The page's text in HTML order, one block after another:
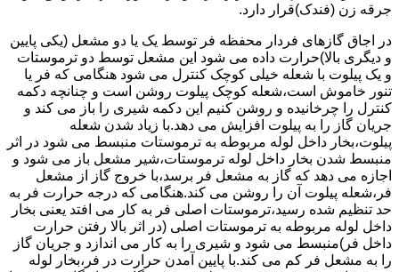
جرقه زن (فندک)قرار دارد.
در اجاق گازهای فردار محفظه فر توسط یک یا دو مشعل (یکی پایین
و دیگری بالا)حرارت داده می شود این مشعل توسط دو ترموستات
و یک پیلوت با شعله خیلی کوچک کنترل می شود هنگامی که فر یا
تنور خاموش است،شعله کوچک پیلوت روشن است و چنانچه دکمه
کنترل را چرخانیده و روشن کنیم این دکمه شیری را باز می کند و
جریان گاز را به پیلوت افزایش می دهد.با زیاد شدن شعله
پیلوت،بخار داخل لوله مربوطه به ترموستات منبسط می شود در اثر
منبسط شدن بخار داخل لوله ترموستات،شیر مشعل باز می شود و
اجازه می دهد که گاز به مشعل فر برسد،با خروج گاز از مشعل
فر،شعله پیلوت آن را روشن می کند.هنگامی که درجه حرارت فر به
حد تنظیم شده رسید،ترموستات اصلی فر به کار می افتد یعنی بخار
داخل لوله مربوطه به ترموستات اصلی (در اثر بالا رفتن حرارت
داخل فر)منبسط می شود و شیری را به کار می اندازد و جریان گاز
را به مشعل فر کم می کند.با پایین آمدن حرارت در فر،بخار لوله